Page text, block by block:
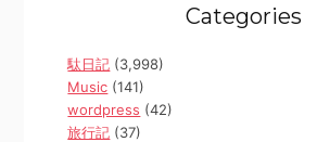
Categories
駄日記 (3,998)
Music (141)
wordpress (42)
旅行記 (37)